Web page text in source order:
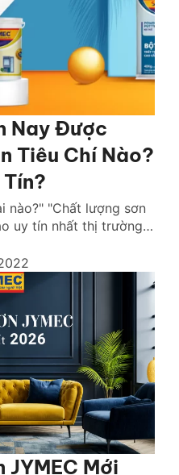
Nay Được
Tiêu Chí Nào?
nào?" "Chất lượng sơn
uy tín nhất thị trường
hiểu những lời
đây nhé! Sơn tốt
JYMEC Mới